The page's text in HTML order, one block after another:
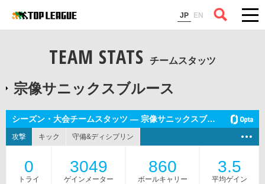
JP EN
コラム
TEAM STATS チームスタッツ
宗像サニックスブルース
シーズン・大会チームスタッツ — 宗像サニックスブルース
攻撃 キック 守備&ディシプリン
0
トライ
3049
ゲインメーター
860
ボールキャリー
3.5
平均ゲイン